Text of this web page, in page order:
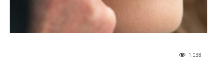
1 038